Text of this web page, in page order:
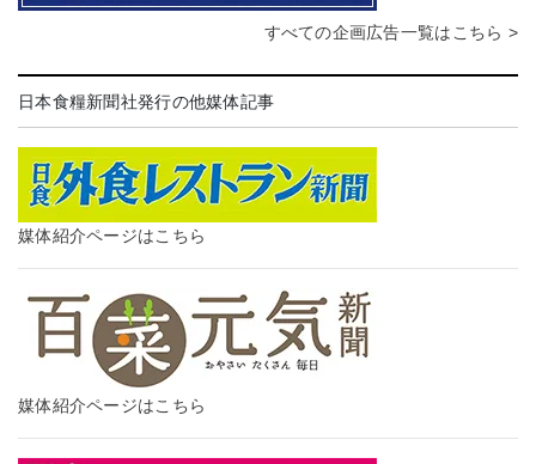
すべての企画広告一覧はこちら >
日本食糧新聞社発行の他媒体記事
媒体紹介ページはこちら
媒体紹介ページはこちら